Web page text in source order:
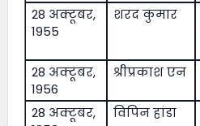
28 अक्टूबर,
1955
शरद कुमार
28 अक्टूबर,
1956
श्रीप्रकाश एन
28 अक्टूबर,
विपिन हांडा